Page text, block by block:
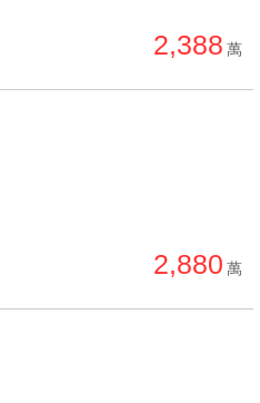
降價幅度高 → 低
月熱門度高 → 低
2,388 萬
2,880 萬